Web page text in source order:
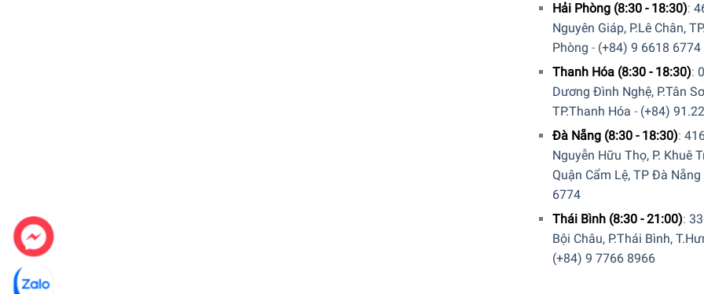
Không gian bên trong máy rửa chén âm toàn phần Bosch SMV4ECX21E Serie 4 được thiết kế 3 giàn rửa, giúp
như muỗng, đũa, dao, kéo,… và tách cà phê nhỏ.
. Phần ray của giàn rửa được thiết kế hệ
Hải Phòng (8:30 - 18:30):
Nguyên Giáp, P.Lê Chân,
Phòng - (+84) 9 6618 6774
Thanh Hóa (8:30 - 18:30):
Dương Đình Nghệ, P.Tân
TP.Thanh Hóa - (+84)
Đà Nẵng (8:30 - 18:30):
Nguyễn Hữu Thọ, P. Khuê
Quận Cẩm Lệ, TP Đà Nẵng
6774
Thái Bình (8:30 - 21:00):
Bội Châu, P.Thái Bình,
(+84) 9 7766 8966